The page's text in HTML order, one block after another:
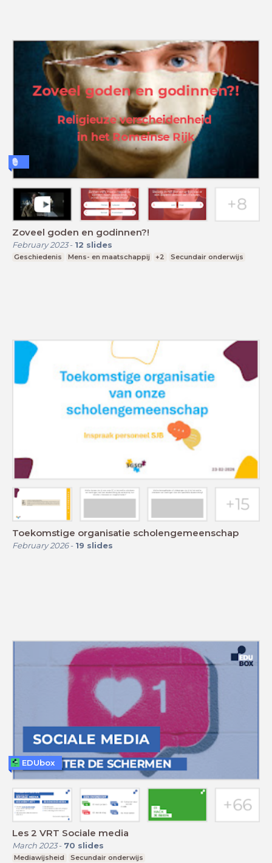
Zoveel goden en godinnen?!
February 2023- 12 slides
Geschiedenis Mens- en maatschappij +2 Secundair onderwijs
Toekomstige organisatie scholengemeenschap
February 2026- 19 slides
Les 2 VRT Sociale media
March 2023- 70 slides
Mediawijsheid Secundair onderwijs
EDUbox